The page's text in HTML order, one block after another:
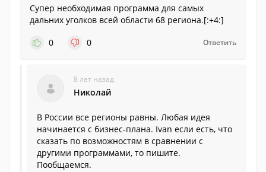
Супер необходимая программа для самых
дальних уголков всей области 68 региона.[:+4:]
0
0 Ответить
8 лет назад
Николай
В России все регионы равны. Любая идея
начинается с бизнес-плана. Ivan если есть, что
сказать по возможностям в сравнении с
другими программами, то пишите.
Пообщаемся.